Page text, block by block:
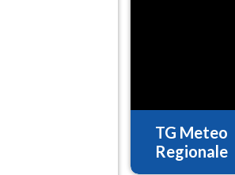
TG Meteo
Regionale